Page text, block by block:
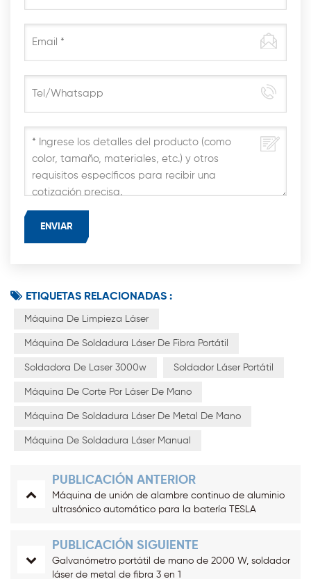
ETIQUETAS RELACIONADAS :
Máquina De Limpieza Láser
Máquina De Soldadura Láser De Fibra Portátil
Soldadora De Laser 3000w Soldador Láser Portátil
Máquina De Corte Por Láser De Mano
Máquina De Soldadura Láser De Metal De Mano
Máquina De Soldadura Láser Manual
PUBLICACIÓN ANTERIOR
Máquina de unión de alambre continuo de aluminio
ultrasónico automático para la batería TESLA
PUBLICACIÓN SIGUIENTE
Galvanómetro portátil de mano de 2000 W, soldador
láser de metal de fibra 3 en 1